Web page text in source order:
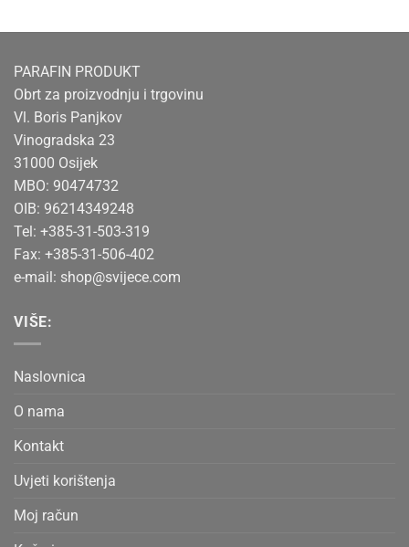
PARAFIN PRODUKT
Obrt za proizvodnju i trgovinu
Vl. Boris Panjkov
Vinogradska 23
31000 Osijek
MBO: 90474732
OIB: 96214349248
Tel: +385-31-503-319
Fax: +385-31-506-402
e-mail: shop@svijece.com
VIŠE:
Naslovnica
O nama
Kontakt
Uvjeti korištenja
Moj račun